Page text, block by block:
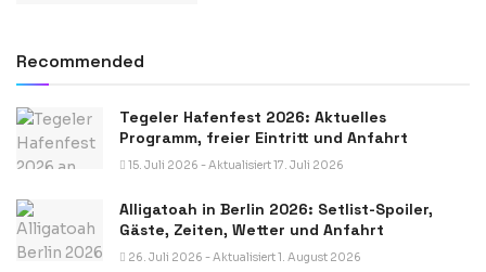
Recommended
Tegeler Hafenfest 2026: Aktuelles
Programm, freier Eintritt und Anfahrt
15. Juli 2026 - Aktualisiert 17. Juli 2026
Alligatoah in Berlin 2026: Setlist-Spoiler,
Gäste, Zeiten, Wetter und Anfahrt
26. Juli 2026 - Aktualisiert 1. August 2026